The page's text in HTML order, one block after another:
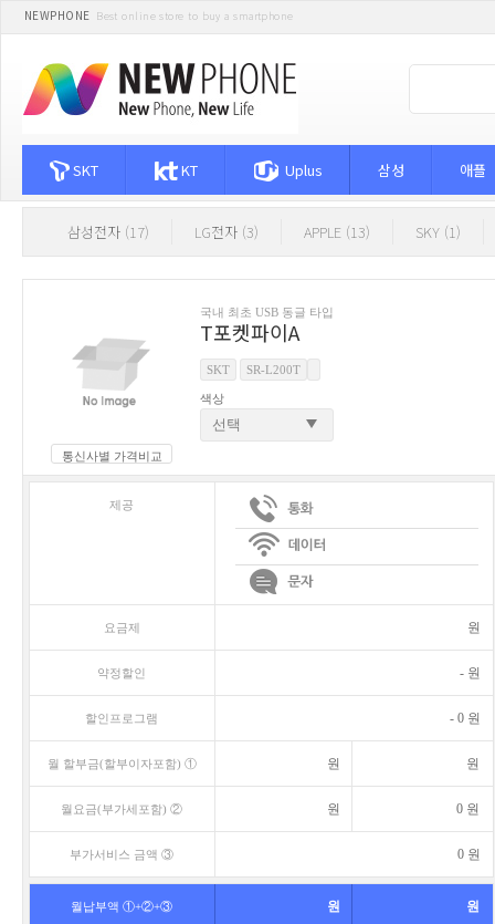
NEWPHONE Best online store to buy a smartphone
SKT KT Uplus 삼성 애플
삼성전자 (17) LG전자 (3) APPLE (13) SKY (1)
통신사별 가격비교
국내 최초 USB 동글 타입
T포켓파이A
SKT SR-L200T
색상
제공
요금제 원
약정할인 - 원
할인프로그램 - 0원
월 할부금(할부이자포함) ① 원 원
월요금(부가세포함) ② 원 0원
부가서비스 금액 ③ 0원
월납부액 ①+②+③ 원 원